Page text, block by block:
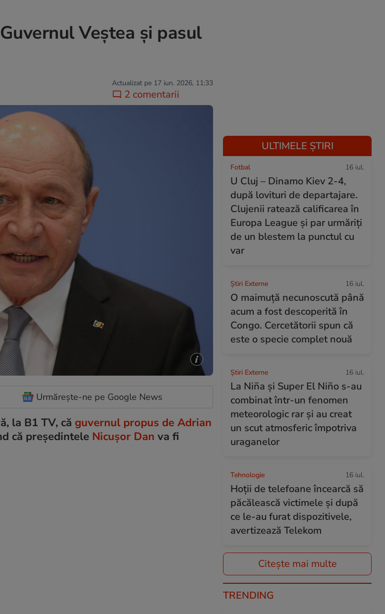
Veștea și pasul
Actualizat pe 17 iun. 2026, 11:33
2 comentarii
Urmărește-ne pe Google News
la B1 TV, că guvernul propus de Adrian
că președintele Nicușor Dan va fi
ULTIMELE ȘTIRI
Fotbal 16 iul.
U Cluj – Dinamo Kiev 2-4,
după lovituri de departajare.
Clujenii ratează calificarea în
Europa League și par urmăriți
de un blestem la punctul cu
var
Știri Externe 16 iul.
O maimuță necunoscută până
acum a fost descoperită în
Congo. Cercetătorii spun că
este o specie complet nouă
Știri Externe 16 iul.
La Niña și Super El Niño s-au
combinat într-un fenomen
meteorologic rar și au creat
un scut atmosferic împotriva
uraganelor
Tehnologie 16 iul.
Hoții de telefoane încearcă să
păcălească victimele și după
ce le-au furat dispozitivele,
avertizează Telekom
Citește mai multe
TRENDING